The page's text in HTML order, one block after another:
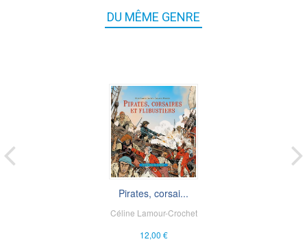
DU MÊME GENRE
Pirates, corsai...
Céline Lamour-Crochet
12,00 €